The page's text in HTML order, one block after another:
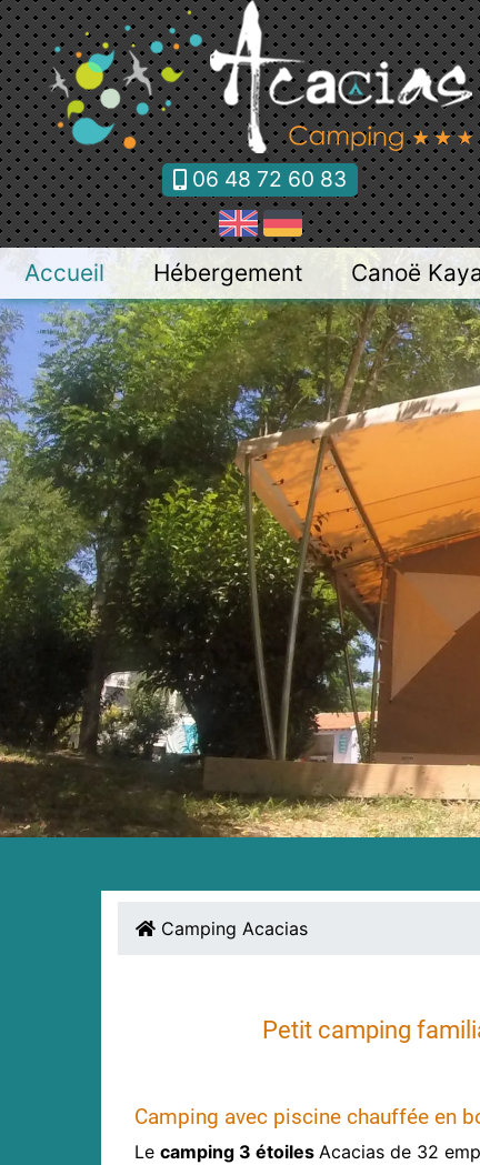
06 48 72 60 83
Accueil Hébergement Canoë
Camping Acacias
Petit camping
Camping avec piscine chauffée en
Le camping 3 étoiles Acacias de 32
Panneau de gestion des cookies